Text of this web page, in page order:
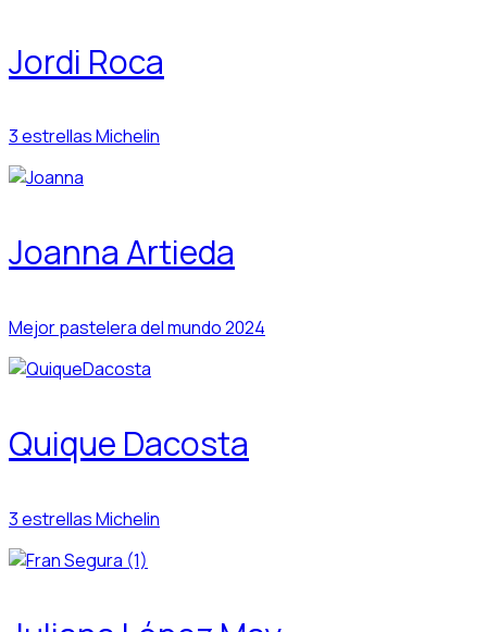
Jordi Roca
3 estrellas Michelin
Joanna Artieda
Mejor pastelera del mundo 2024
Quique Dacosta
3 estrellas Michelin